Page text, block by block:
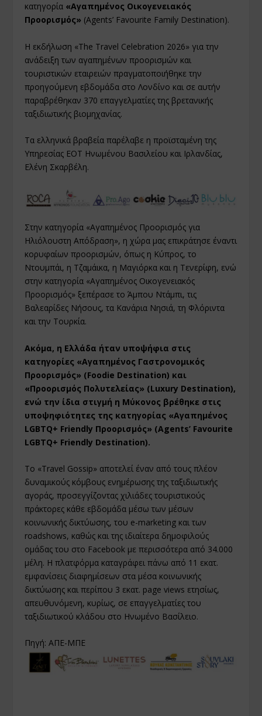
κατηγορία «Αγαπημένος Οικογενειακός
Προορισμός» (Agents’ Favourite Family Destination).
Η εκδήλωση «The Travel Celebration 2026» για την
ανάδειξη των αγαπημένων προορισμών και
τουριστικών εταιρειών πραγματοποιήθηκε την
προηγούμενη εβδομάδα στο Λονδίνο και σε αυτήν
παραβρέθηκαν 370 επαγγελματίες της βρετανικής
ταξιδιωτικής βιομηχανίας.
Τα ελληνικά βραβεία παρέλαβε η προϊσταμένη της
Υπηρεσίας ΕΟΤ Ηνωμένου Βασιλείου και Ιρλανδίας,
Ελένη Σκαρβέλη.
Στην κατηγορία «Αγαπημένος Προορισμός για
Ηλιόλουστη Απόδραση», η χώρα μας επικράτησε έναντι
κορυφαίων προορισμών, όπως η Κύπρος, το
Ντουμπάι, η Τζαμάικα, η Μαγιόρκα και η Τενερίφη, ενώ
στην κατηγορία «Αγαπημένος Οικογενειακός
Προορισμός» ξεπέρασε το Άμπου Ντάμπι, τις
Βαλεαρίδες Νήσους, τα Κανάρια Νησιά, τη Φλόριντα
και την Τουρκία.
Ακόμα, η Ελλάδα ήταν υποψήφια στις
κατηγορίες «Αγαπημένος Γαστρονομικός
Προορισμός» (Foodie Destination) και
«Προορισμός Πολυτελείας» (Luxury Destination),
ενώ την ίδια στιγμή η Μύκονος βρέθηκε στις
υποψηφιότητες της κατηγορίας «Αγαπημένος
LGBTQ+ Friendly Προορισμός» (Agents’ Favourite
LGBTQ+ Friendly Destination).
Το «Travel Gossip» αποτελεί έναν από τους πλέον
δυναμικούς κόμβους ενημέρωσης της ταξιδιωτικής
αγοράς, προσεγγίζοντας χιλιάδες τουριστικούς
πράκτορες κάθε εβδομάδα μέσω των μέσων
κοινωνικής δικτύωσης, του e-marketing και των
roadshows, καθώς και της ιδιαίτερα δημοφιλούς
ομάδας του στο Facebook με περισσότερα από 34.000
μέλη. Η πλατφόρμα καταγράφει πάνω από 11 εκατ.
εμφανίσεις διαφημίσεων στα μέσα κοινωνικής
δικτύωσης και περίπου 3 εκατ. page views ετησίως,
απευθυνόμενη, κυρίως, σε επαγγελματίες του
ταξιδιωτικού κλάδου στο Ηνωμένο Βασίλειο.
Πηγή: ΑΠΕ-ΜΠΕ